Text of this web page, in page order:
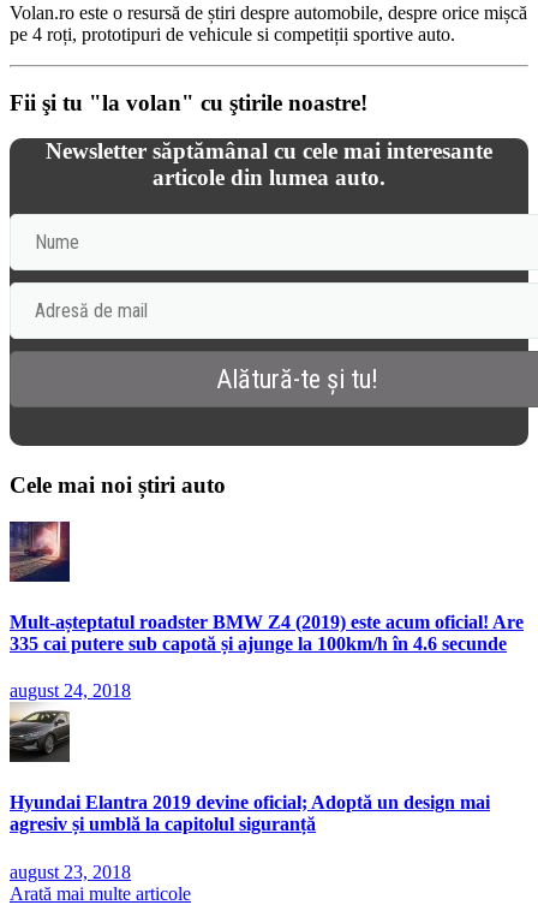
Volan.ro este o resursă de știri despre automobile, despre orice mișcă
pe 4 roți, prototipuri de vehicule si competiții sportive auto.
Fii şi tu "la volan" cu ştirile noastre!
Newsletter săptămânal cu cele mai interesante
articole din lumea auto.
Cele mai noi știri auto
Mult-așteptatul roadster BMW Z4 (2019) este acum oficial! Are
335 cai putere sub capotă și ajunge la 100km/h în 4.6 secunde
august 24, 2018
Hyundai Elantra 2019 devine oficial; Adoptă un design mai
agresiv și umblă la capitolul siguranță
august 23, 2018
Arată mai multe articole